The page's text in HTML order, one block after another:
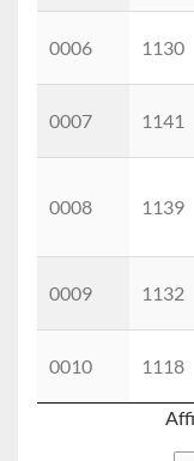
0006 1130
0007 1141
0008 1139
0009 1132
0010 1118